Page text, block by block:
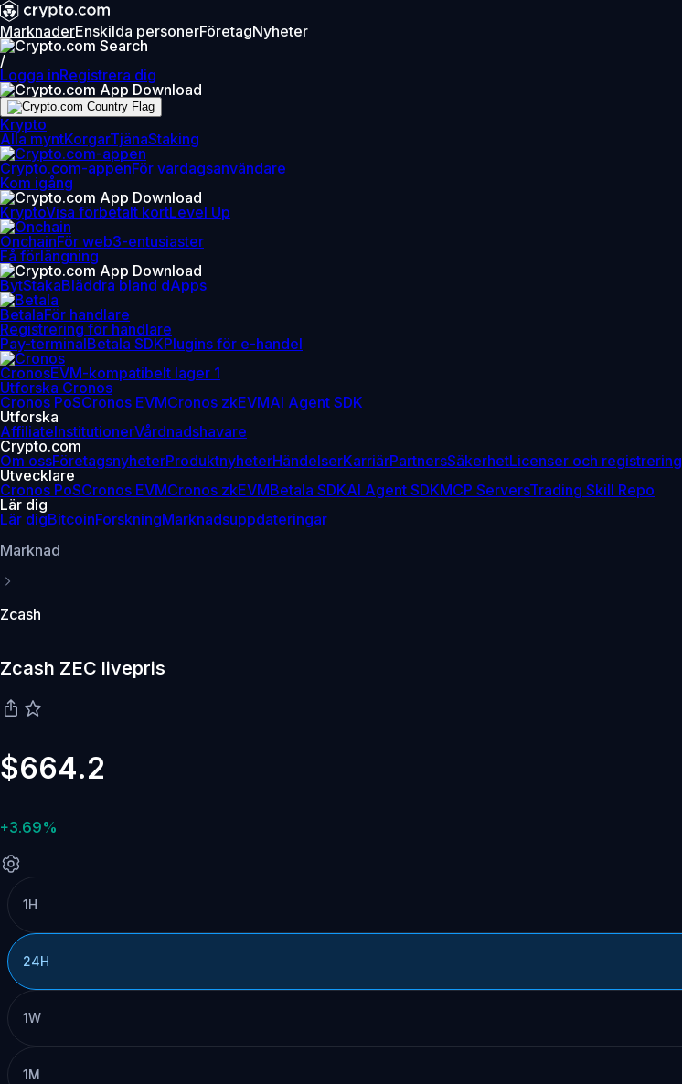
MarknaderEnskilda personerFöretagNyheter
/
Logga inRegistrera dig
Krypto
Alla myntKorgarTjänaStaking
Crypto.com-appenFör vardagsanvändare
Kom igång
KryptoVisa förbetalt kortLevel Up
OnchainFör web3-entusiaster
Få förlängning
BytStakaBläddra bland dApps
BetalaFör handlare
Registrering för handlare
Pay-terminalBetala SDKPlugins för e-handel
CronosEVM-kompatibelt lager 1
Utforska Cronos
Cronos PoSCronos EVMCronos zkEVMAI Agent SDK
Utforska
AffiliateInstitutionerVårdnadshavare
Crypto.com
Om ossFöretagsnyheterProduktnyheterHändelserKarriärPartnersSäkerhetLicenser och registrering
Utvecklare
Cronos PoSCronos EVMCronos zkEVMBetala SDKAI Agent SDKMCP ServersTrading Skill Repo
Lär dig
Lär digBitcoinForskningMarknadsuppdateringar
Marknad
Zcash
Zcash ZEC livepris
$664.2
+3.69%
1H
24H
1W
1M